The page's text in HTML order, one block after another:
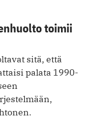
toimii
sitä, että
palata 1990-